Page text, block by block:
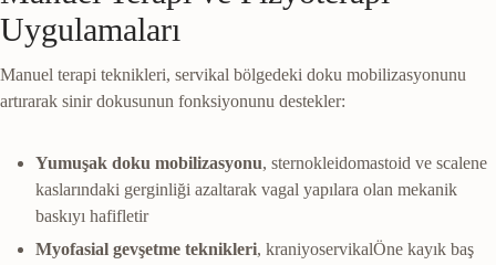
Uygulamaları
Manuel terapi teknikleri, servikal bölgedeki doku mobilizasyonunu
artırarak sinir dokusunun fonksiyonunu destekler:
Yumuşak doku mobilizasyonu, sternokleidomastoid ve scalene
kaslarındaki gerginliği azaltarak vagal yapılara olan mekanik
baskıyı hafifletir
Myofasial gevşetme teknikleri, kraniyoservikalÖne kayık baş